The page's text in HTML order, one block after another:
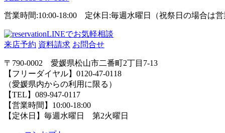
営業時間:10:00-18:00 定休日:毎週水曜日（祝祭日の場合は営
LINEでお気軽相談
来店予約 資料請求 お問合せ
〒790-0002 愛媛県松山市二番町2丁目7-13
【フリーダイヤル】0120-47-0118
（愛媛県内からの利用に限る）
【TEL】089-947-0117
【営業時間】10:00-18:00
【定休日】毎週水曜日 第2火曜日